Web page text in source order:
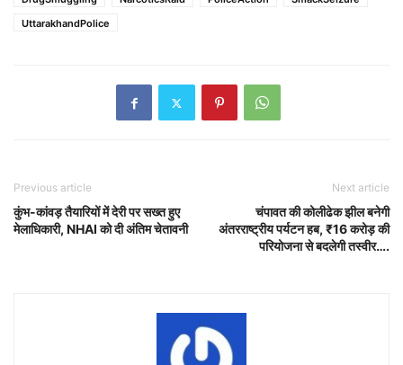
UttarakhandPolice
Previous article
कुंभ-कांवड़ तैयारियों में देरी पर सख्त हुए
मेलाधिकारी, NHAI को दी अंतिम चेतावनी
Next article
चंपावत की कोलीढेक झील बनेगी
अंतरराष्ट्रीय पर्यटन हब, ₹16 करोड़ की
परियोजना से बदलेगी तस्वीर….